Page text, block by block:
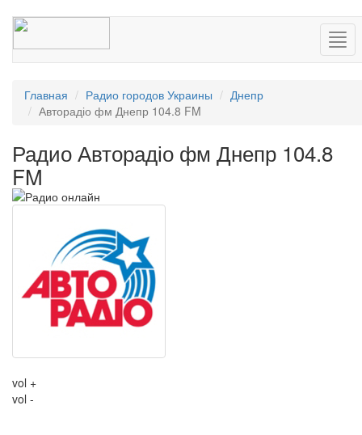
Главная Радио городов Украины
Днепр
Авторадіо фм Днепр 104.8 FM
Радио Авторадіо фм Днепр 104.8
FM
vol +
vol -